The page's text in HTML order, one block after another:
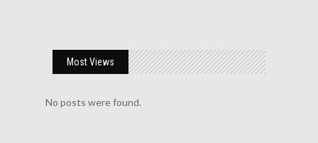
Most Views
No posts were found.